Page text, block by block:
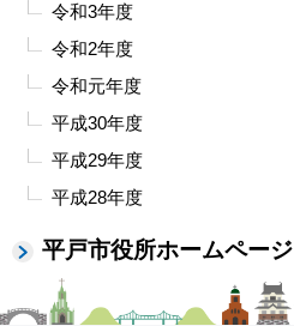
令和3年度
令和2年度
令和元年度
平成30年度
平成29年度
平成28年度
平戸市役所ホームページ